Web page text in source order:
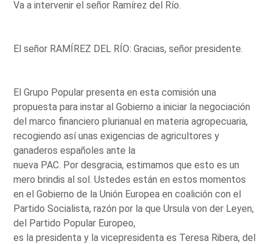
Va a intervenir el señor Ramírez del Río.
El señor RAMÍREZ DEL RÍO: Gracias, señor presidente.
El Grupo Popular presenta en esta comisión una
propuesta para instar al Gobierno a iniciar la negociación
del marco financiero plurianual en materia agropecuaria,
recogiendo así unas exigencias de agricultores y
ganaderos españoles ante la
nueva PAC. Por desgracia, estimamos que esto es un
mero brindis al sol. Ustedes están en estos momentos
en el Gobierno de la Unión Europea en coalición con el
Partido Socialista, razón por la que Ursula von der Leyen,
del Partido Popular Europeo,
es la presidenta y la vicepresidenta es Teresa Ribera, del